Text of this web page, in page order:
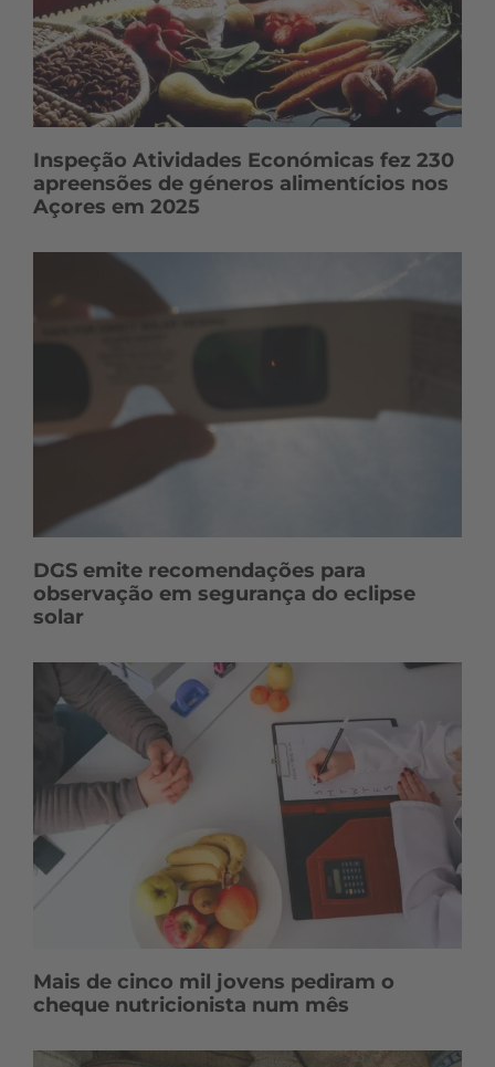
Inspeção Atividades Económicas fez 230
apreensões de géneros alimentícios nos
Açores em 2025
DGS emite recomendações para
observação em segurança do eclipse
solar
Mais de cinco mil jovens pediram o
cheque nutricionista num mês